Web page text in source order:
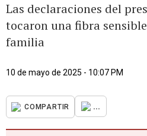
Las declaraciones del
tocaron una fibra
familia
10 de mayo de 2025 - 10:07 PM
COMPARTIR ...